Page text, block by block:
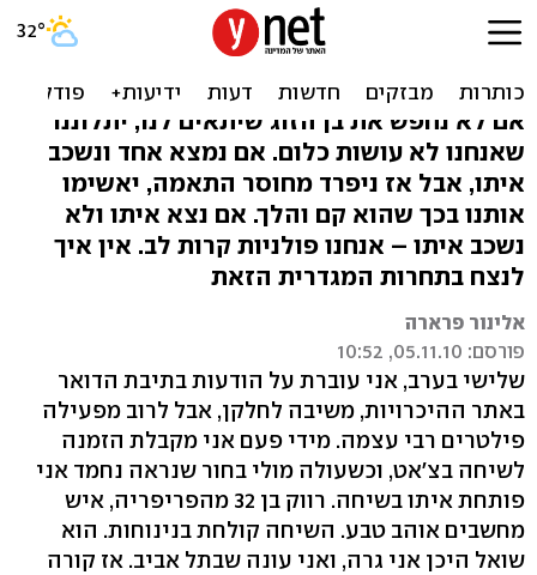
למה בעצם אין מקבילה גברית
ל"שרלילה"?
אם לא נחפש את בן הזוג שיתאים לנו, יתלוננו
שאנחנו לא עושות כלום. אם נמצא אחד ונשכב
איתו, אבל אז ניפרד מחוסר התאמה, יאשימו
אותנו בכך שהוא קם והלך. אם נצא איתו ולא
נשכב איתו – אנחנו פולניות קרות לב. אין איך
לנצח בתחרות המגדרית הזאת
אלינור פרארה
פורסם: 05.11.10, 10:52
שלישי בערב, אני עוברת על הודעות בתיבת הדואר
באתר ההיכרויות, משיבה לחלקן, אבל לרוב מפעילה
פילטרים רבי עצמה. מידי פעם אני מקבלת הזמנה
לשיחה בצ'אט, וכשעולה מולי בחור שנראה נחמד אני
פותחת איתו בשיחה. רווק בן 32 מהפריפריה, איש
מחשבים אוהב טבע. השיחה קולחת בנינוחות. הוא
שואל היכן אני גרה, ואני עונה שבתל אביב. אז קורה